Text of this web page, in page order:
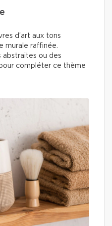
d’art aux tons
murale raffinée.
abstraites ou des
compléter ce thème